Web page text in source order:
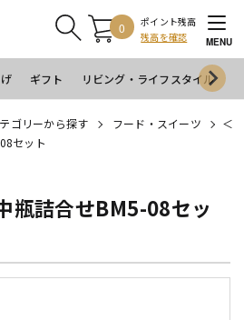
0
ポイント残高
残高を確認
MENU
ギフト リビング・ライフスタイル
ゴリーから探す フード・スイーツ
＜
セット
瓶詰合せBM5-08セッ